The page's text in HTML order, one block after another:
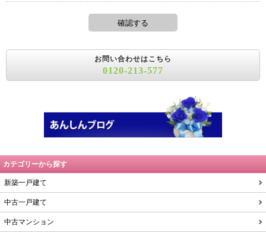
お問い合わせはこちら
0120-213-577
カテゴリーから探す
新築一戸建て
中古一戸建て
中古マンション